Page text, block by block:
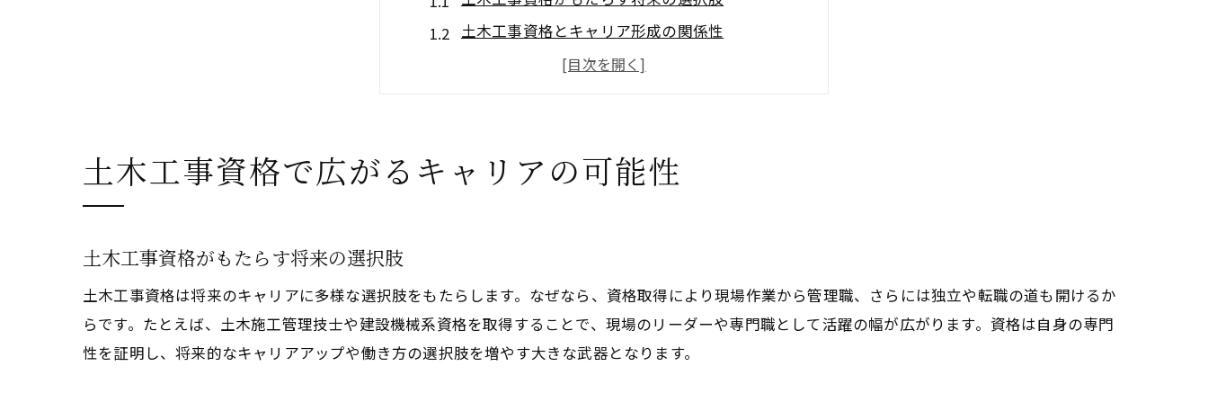
土木工事資格とキャリア形成の関係性
土木作業員の資格一覧を活かした成長戦略
土木工事資格で広がる転職と独立の道筋
実務経験なしでも挑戦できる土木工事の資格一覧
土木工事資格の中で注目されるおすすめ資格
建設業資格一覧表から選ぶ未経験向け資格
土木工事資格取得で未経験から始める第一歩
土木工事資格で広がるキャリアの可能性
土木工事資格がもたらす将来の選択肢
土木工事資格は将来のキャリアに多様な選択肢をもたらします。なぜなら、資格取得により現場作業から管理職、さらには独立や転職の道も開けるか
らです。たとえば、土木施工管理技士や建設機械系資格を取得することで、現場のリーダーや専門職として活躍の幅が広がります。資格は自身の専門
性を証明し、将来的なキャリアアップや働き方の選択肢を増やす大きな武器となります。